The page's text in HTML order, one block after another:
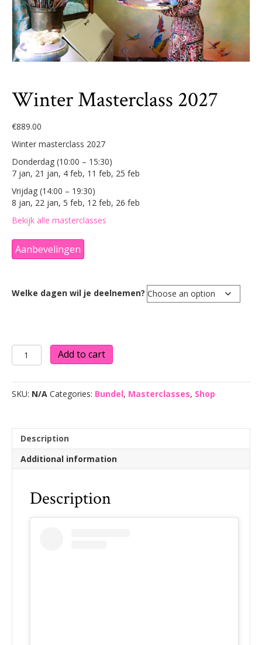
Winter Masterclass 2027
€889.00
Winter masterclass 2027
Donderdag (10:00 – 15:30)
7 jan, 21 jan, 4 feb, 11 feb, 25 feb
Vrijdag (14:00 – 19:30)
8 jan, 22 jan, 5 feb, 12 feb, 26 feb
Bekijk alle masterclasses
Aanbevelingen
Welke dagen wil je deelnemen?
Winter
Masterclass
quantity
Add to cart
SKU: N/A Categories: Bundel, Masterclasses, Shop
Description
Additional information
Description